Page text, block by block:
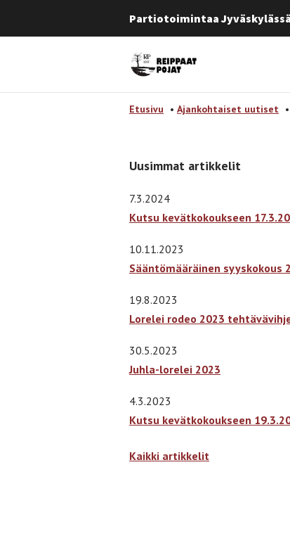
Partiotoimintaa Jyväskylässä
Etusivulle
Etusivu • Ajankohtaiset uutiset •
Uusimmat artikkelit
7.3.2024
Kutsu kevätkokoukseen
10.11.2023
Sääntömääräinen syyskokous
19.8.2023
Lorelei rodeo 2023
30.5.2023
Juhla-lorelei 2023
4.3.2023
Kutsu kevätkokoukseen
Kaikki artikkelit